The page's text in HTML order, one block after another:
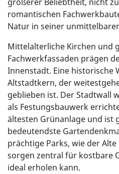
romantischen
Natur in seiner
Mittelalterliche Kirchen und
Fachwerkfassaden prägen
Innenstadt. Eine historische
Altstadtkern, der
geblieben ist. Der Stadtwall
als Festungsbauwerk
ältesten Grünanlage und ist
bedeutendste
prächtige Parks, wie der
sorgen zentral für kostbare
ideal erholen kann.